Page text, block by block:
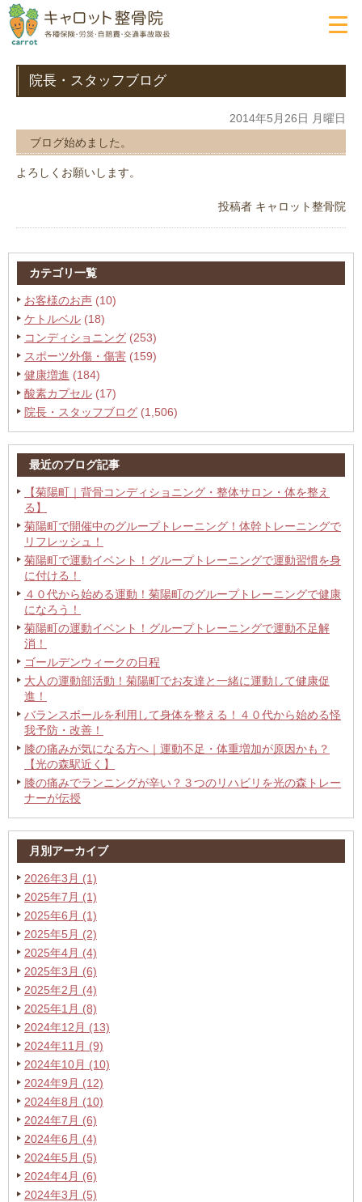
院長・スタッフブログ
2014年5月26日 月曜日
ブログ始めました。
よろしくお願いします。
投稿者 キャロット整骨院
カテゴリ一覧
お客様のお声 (10)
ケトルベル (18)
コンディショニング (253)
スポーツ外傷・傷害 (159)
健康増進 (184)
酸素カプセル (17)
院長・スタッフブログ (1,506)
最近のブログ記事
【菊陽町｜背骨コンディショニング・整体サロン・体を整え
る】
菊陽町で開催中のグループトレーニング！体幹トレーニングで
リフレッシュ！
菊陽町で運動イベント！グループトレーニングで運動習慣を身
に付ける！
４０代から始める運動！菊陽町のグループトレーニングで健康
になろう！
菊陽町の運動イベント！グループトレーニングで運動不足解
消！
ゴールデンウィークの日程
大人の運動部活動！菊陽町でお友達と一緒に運動して健康促
進！
バランスボールを利用して身体を整える！４０代から始める怪
我予防・改善！
膝の痛みが気になる方へ｜運動不足・体重増加が原因かも？
【光の森駅近く】
膝の痛みでランニングが辛い？３つのリハビリを光の森トレー
ナーが伝授
月別アーカイブ
2026年3月 (1)
2025年7月 (1)
2025年6月 (1)
2025年5月 (2)
2025年4月 (4)
2025年3月 (6)
2025年2月 (4)
2025年1月 (8)
2024年12月 (13)
2024年11月 (9)
2024年10月 (10)
2024年9月 (12)
2024年8月 (10)
2024年7月 (6)
2024年6月 (4)
2024年5月 (5)
2024年4月 (6)
2024年3月 (5)